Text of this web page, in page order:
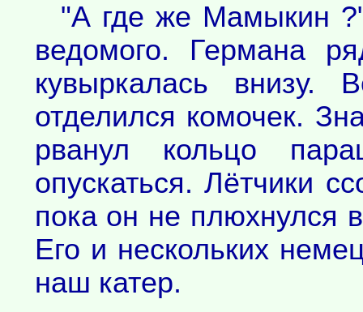
"А где же Мамыкин ?"
ведомого. Германа
кувыркалась внизу.
отделился комочек.
рванул кольцо
опускаться. Лётчики
пока он не плюхнулся
Его и нескольких
наш катер.